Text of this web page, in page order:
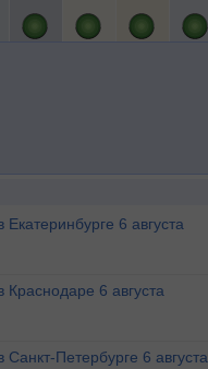
Екатеринбурге 6 августа
Краснодаре 6 августа
Санкт-Петербурге 6 августа